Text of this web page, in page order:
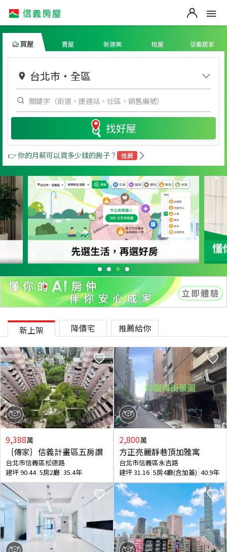
買屋 賣屋 新建案 租屋 信義居家
台北市 ・ 全區
找好屋
👉 你的月薪可以買多少錢的房子？ 推薦
新上架 降價宅 推薦給你
9,388萬
｛傳家｝信義計畫區五房讚
台北市信義區松德路
建坪90.44 5房2廳 35.4年
2,800萬
方正亮麗靜巷頂加雅寓
台北市信義區永吉路
建坪31.16 5房4廳(含加蓋) 40.9年